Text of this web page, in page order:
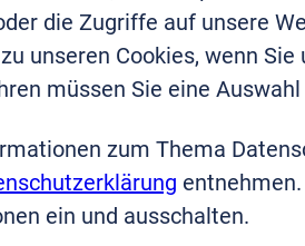
Immobilien Bonn Rhein-Sieg GmbH
die Zugriffe auf unsere
unseren Cookies, wenn
müssen Sie eine
zum Thema
ein und ausschalten.